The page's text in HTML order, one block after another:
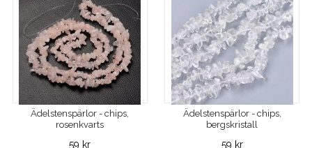
Ädelstenspärlor - chips,
rosenkvarts
59 kr
Ädelstenspärlor - chips,
bergskristall
59 kr